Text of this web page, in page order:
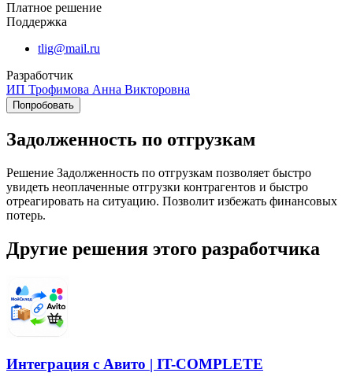
Платное решение
Поддержка
tlig@mail.ru
Разработчик
ИП Трофимова Анна Викторовна
Попробовать
Задолженность по отгрузкам
Решение Задолженность по отгрузкам позволяет быстро
увидеть неоплаченные отгрузки контрагентов и быстро
отреагировать на ситуацию. Позволит избежать финансовых
потерь.
Другие решения этого разработчика
Интеграция с Авито | IT-COMPLETE